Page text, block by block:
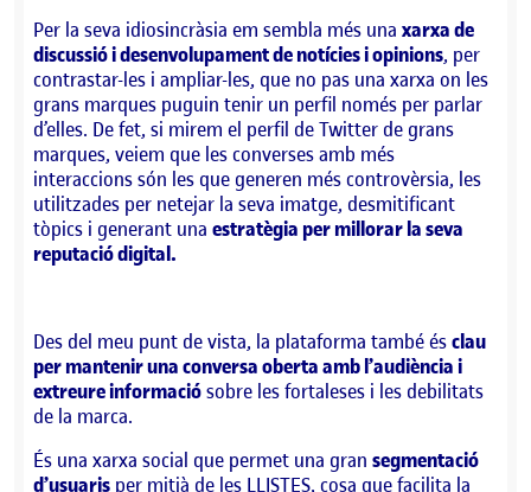
Per la seva idiosincràsia em sembla més una xarxa de
discussió i desenvolupament de notícies i opinions, per
contrastar-les i ampliar-les, que no pas una xarxa on les
grans marques puguin tenir un perfil només per parlar
d’elles. De fet, si mirem el perfil de Twitter de grans
marques, veiem que les converses amb més
interaccions són les que generen més controvèrsia, les
utilitzades per netejar la seva imatge, desmitificant
tòpics i generant una estratègia per millorar la seva
reputació digital.
Des del meu punt de vista, la plataforma també ésclau
per mantenir una conversa oberta amb l’audiència i
extreure informaciósobre les fortaleses i les debilitats
de la marca.
És una xarxa social que permet una gran segmentació
d’usuaris per mitjà de les LLISTES, cosa que facilita la